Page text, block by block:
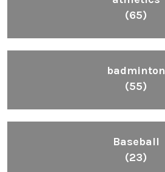
(65)
badminton
(55)
Baseball
(23)